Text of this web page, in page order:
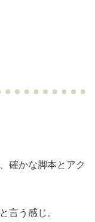
確かな脚本とアク
言う感じ。